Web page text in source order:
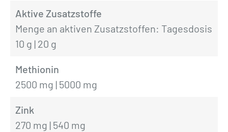
Aktive Zusatzstoffe
Menge an aktiven Zusatzstoffen: Tagesdosis
10 g | 20 g
Methionin
2500 mg | 5000 mg
Zink
270 mg | 540 mg